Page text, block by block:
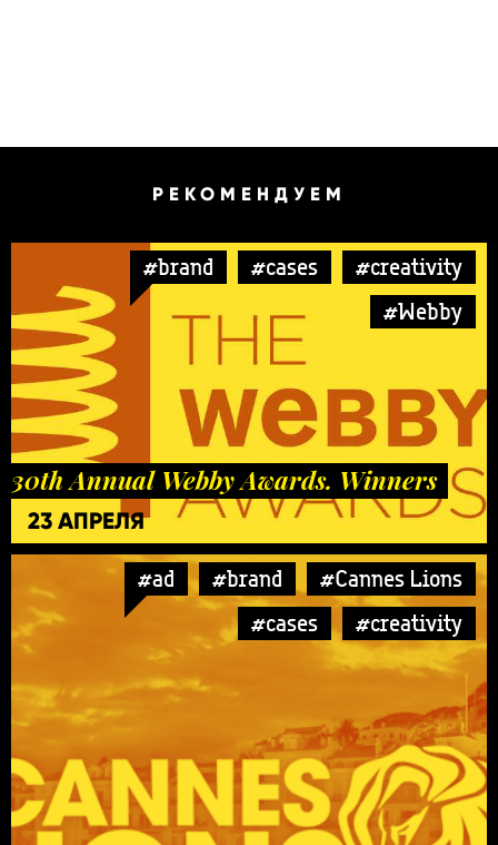
РЕКОМЕНДУЕМ
#brand #cases
#creativity
#Webby
30th Annual Webby Awards. Winners
23 АПРЕЛЯ
#ad #brand
#Cannes Lions
#cases
#creativity